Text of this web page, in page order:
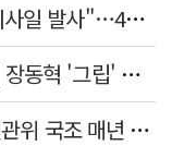
합참 "北, 원산 일대서 단거리 탄도미사일 발사"…42일 만
선관위 의혹 증폭·비당권파 자충수에 장동혁 '그립' 더 강해졌다
박형수, '선관위 개혁 2법' 발의…"선관위 국조 매년 실시"